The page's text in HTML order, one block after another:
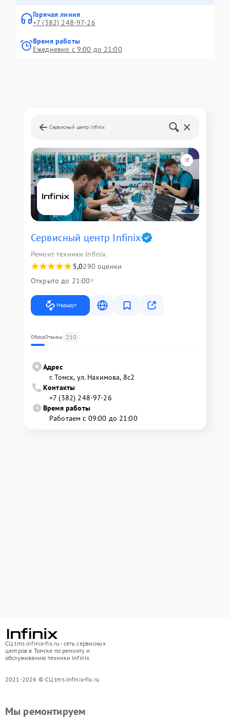
Горячая линия
+7 (382) 248-97-26
Время работы
Ежедневно с 9:00 до 21:00
Сервисный центр Infinix
Сервисный центр Infinix
Ремонт техники Infinix
5,0290 оценки
Открыто до 21:00
Маршрут
ОбзорОтзывы 210
Адрес
г. Томск, ул. Нахимова, 8с2
Контакты
+7 (382) 248-97-26
Время работы
Работаем с 09:00 до 21:00
СЦ tms.infinix-fix.ru - сеть сервисных
центров в Томске по ремонту и
обслуживанию техники Infinix
2021-2026 © СЦ tms.infinix-fix.ru
Мы ремонтируем